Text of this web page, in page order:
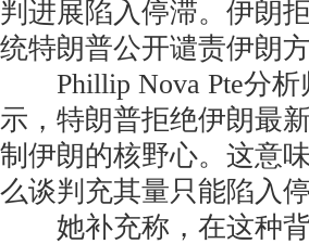
判进展陷入停滞。伊朗
统特朗普公开谴责伊朗方
Phillip Nova Pte分析
示，特朗普拒绝伊朗最
制伊朗的核野心。这意
么谈判充其量只能陷入停
她补充称，在这种背